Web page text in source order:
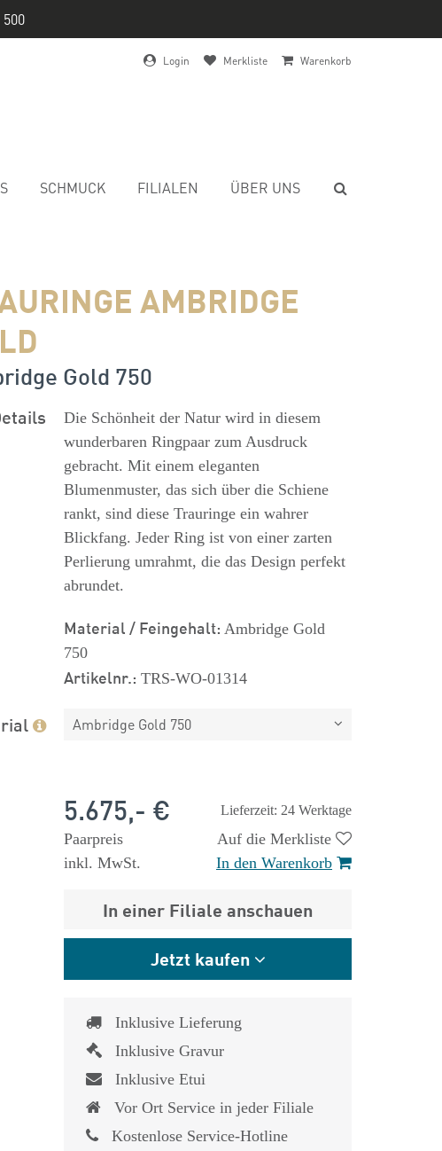
Login Merkliste Warenkorb
SCHMUCK FILIALEN ÜBER UNS
AMBRIDGE
Gold 750
Die Schönheit der Natur wird in diesem
wunderbaren Ringpaar zum Ausdruck
gebracht. Mit einem eleganten
Blumenmuster, das sich über die Schiene
rankt, sind diese Trauringe ein wahrer
Blickfang. Jeder Ring ist von einer zarten
Perlierung umrahmt, die das Design perfekt
abrundet.
Material / Feingehalt: Ambridge Gold
750
Artikelnr.: TRS-WO-01314
Ambridge Gold 750
Lieferzeit: 24 Werktage
5.675,- €
Paarpreis
inkl. MwSt.
Auf die Merkliste
In den Warenkorb
In einer Filiale anschauen
Jetzt kaufen
Inklusive Lieferung
Inklusive Gravur
Inklusive Etui
Vor Ort Service in jeder Filiale
Kostenlose Service-Hotline